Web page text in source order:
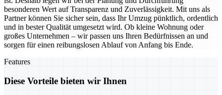
besonderen Wert auf Transparenz und Zuverlässigkeit. Mit uns als
Partner können Sie sicher sein, dass Ihr Umzug pünktlich, ordentlich
und in bester Qualität umgesetzt wird. Ob kleine Wohnung oder
großes Unternehmen – wir passen uns Ihren Bedürfnissen an und
sorgen für einen reibungslosen Ablauf von Anfang bis Ende.
Features
Diese Vorteile bieten wir Ihnen